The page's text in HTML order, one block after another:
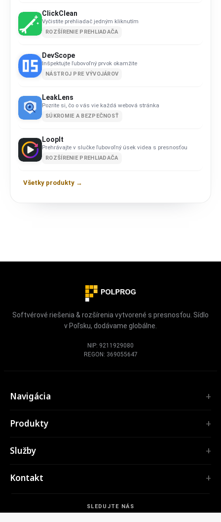
ClickClean
Vyčistite prehliadač jedným kliknutím
ROZŠÍRENIE PREHLIADAČA
DevScope
Inšpektujte ľubovoľný prvok okamžite
NÁSTROJ PRE VÝVOJÁROV
LeakLens
Pozrite si, čo o vás vie každá webová stránka
SÚKROMIE A BEZPEČNOSŤ
LoopIt
Prehrávajte v slučke ľubovoľný úsek videa s presnosťou
ROZŠÍRENIE PREHLIADAČA
Všetky produkty →
Softvérové riešenia & rozšírenia vytvorené s presnosťou. Sídlo
v Poľsku, dodávame globálne.
NIP: 9211929080
REGON: 369055647
SLEDUJTE NÁS
Navigácia
Služby
VZDELÁVANIE
Produkty
TubePilot
Všetky rozšírenia →
Služby
Webové aplikácie
Rozšírenia prehliadačov
Kontakt